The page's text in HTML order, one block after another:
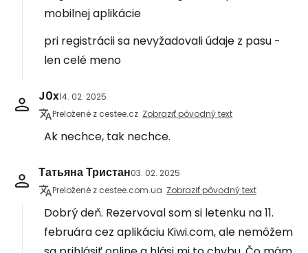
mobilnej aplikácie
pri registrácii sa nevyžadovali údaje z pasu -
len celé meno
J0x14. 02. 2025
Preložené z cestee.cz Zobraziť pôvodný text
Ak nechce, tak nechce.
Татьяна Тристан03. 02. 2025
Preložené z cestee.com.ua Zobraziť pôvodný text
Dobrý deň. Rezervoval som si letenku na 11.
februára cez aplikáciu Kiwi.com, ale nemôžem